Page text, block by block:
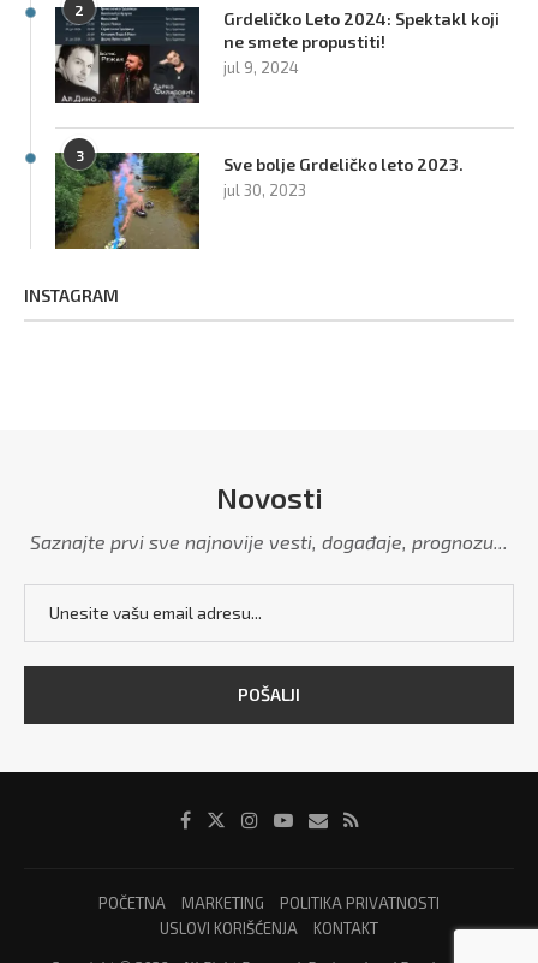
2
Grdeličko Leto 2024: Spektakl koji
ne smete propustiti!
jul 9, 2024
3 Sve bolje Grdeličko leto 2023.
jul 30, 2023
INSTAGRAM
Novosti
Saznajte prvi sve najnovije vesti, događaje, prognozu...
POČETNA MARKETING
POLITIKA PRIVATNOSTI
USLOVI KORIŠĆENJA
KONTAKT